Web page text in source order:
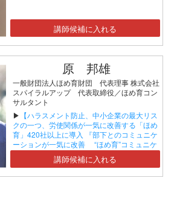
講師候補に入れる
原 邦雄
一般財団法人ほめ育財団 代表理事 株式会社
スパイラルアップ 代表取締役／ほめ育コン
サルタント
▶ 【ハラスメント防止、中小企業の最大リス
クの一つ、労使関係が一気に改善する「ほめ
育」420社以上に導入 『部下とのコミュニケ
ーションが一気に改善 “ほめ育”コミュニケ
ーションセミナー』】講師候補に入れる